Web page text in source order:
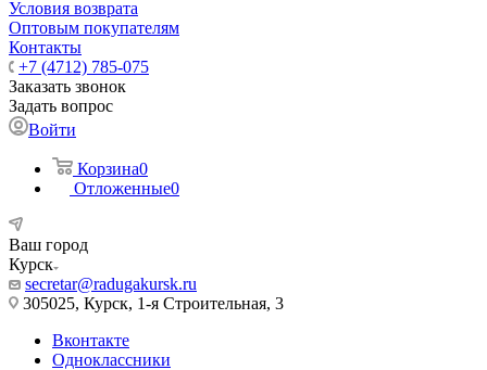
Условия возврата
Оптовым покупателям
Контакты
+7 (4712) 785-075
Заказать звонок
Задать вопрос
Войти
Корзина0
Отложенные0
Ваш город
Курск
secretar@radugakursk.ru
305025, Курск, 1-я Строительная, 3
Вконтакте
Одноклассники